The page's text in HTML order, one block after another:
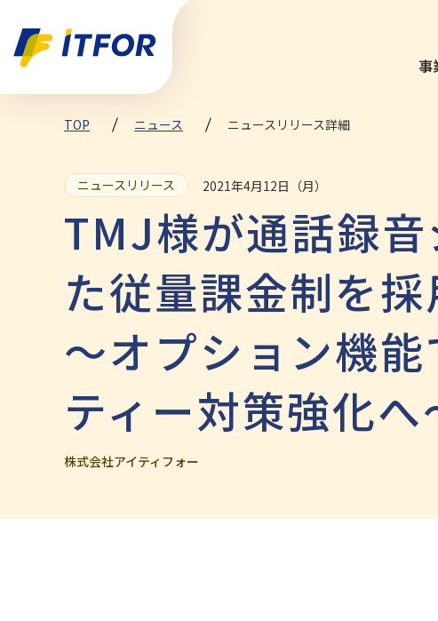
事
TOP ニュース ニュースリリース詳細
ニュースリリース 2021年4月12日（月）
TMJ様が通話録
た従量課金制を採
～オプション機
ティー対策強化へ
株式会社アイティフォー